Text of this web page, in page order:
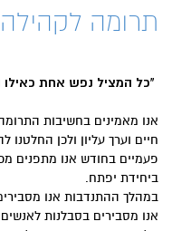
תרומה לקהילה
"כל המציל נפש אחת כאילו
אנו מאמינים בחשיבות
חיים וערך עליון ולכן
פעמיים בחודש אנו מתפנים
ביחידת יפתח.
במהלך ההתנדבות אנו
אנו מסבירים בסבלנות